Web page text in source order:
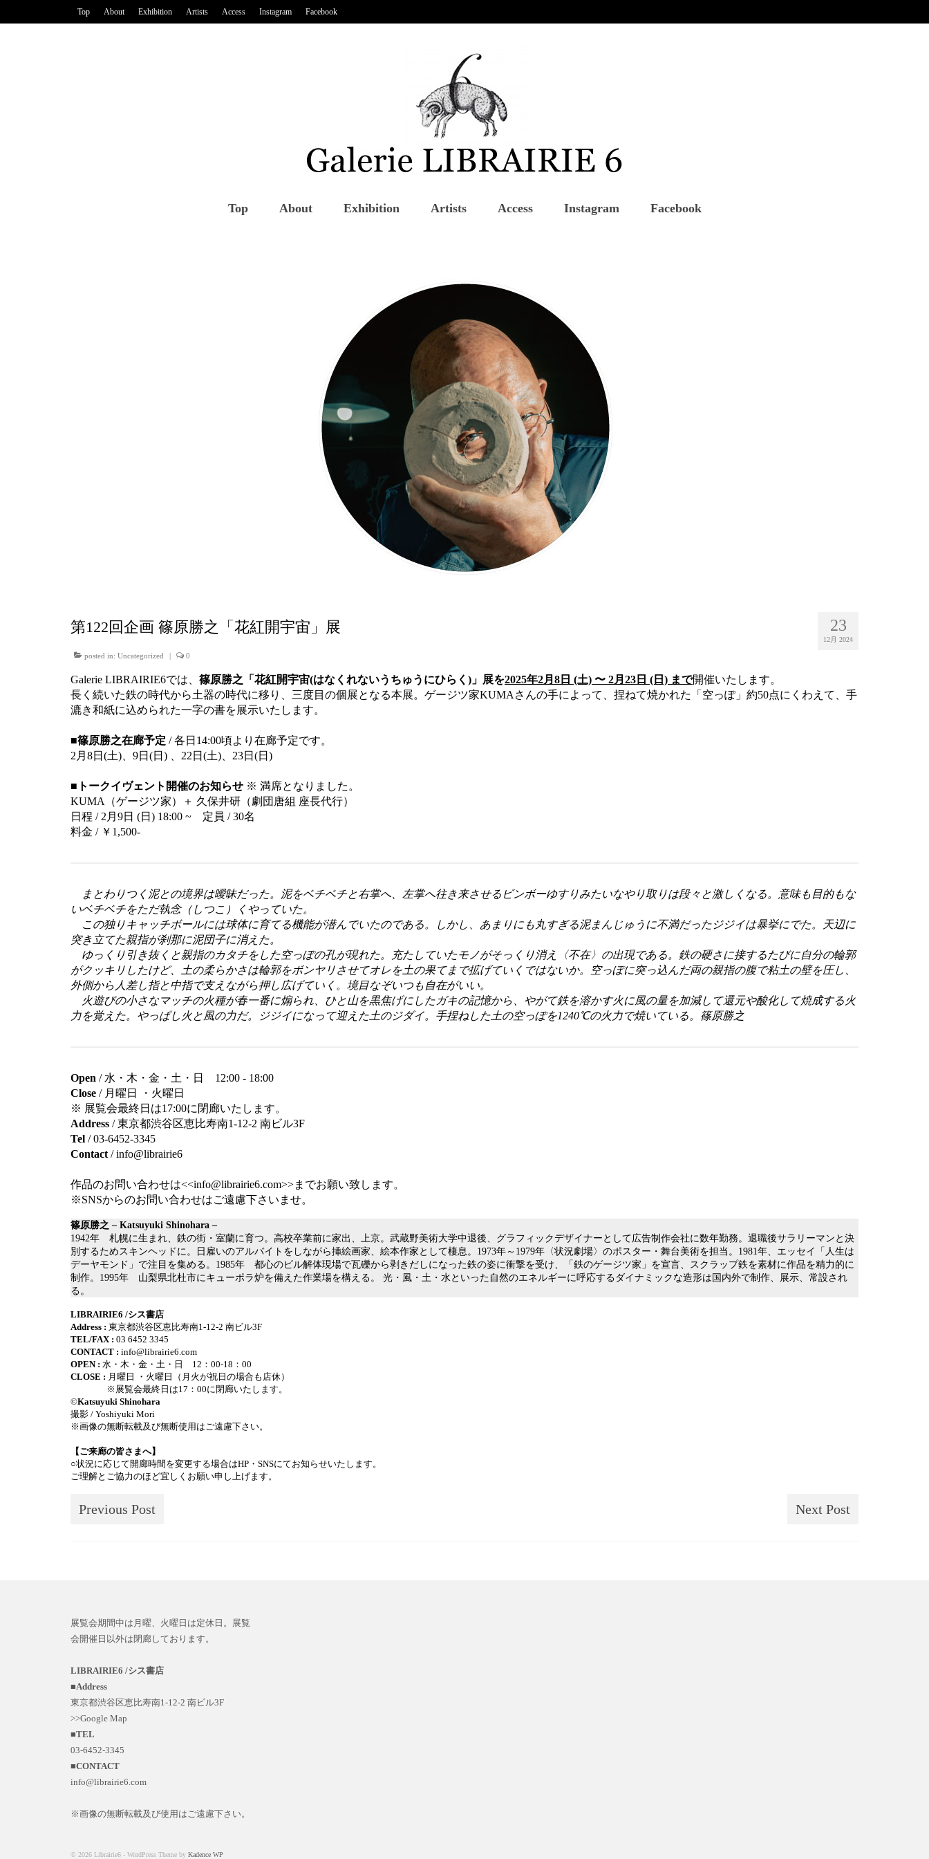
Top About Exhibition Artists Access Instagram Facebook
Top About Exhibition Artists Access Instagram Facebook
23
12月 2024
第122回企画 篠原勝之「花紅開宇宙」展
posted in: Uncategorized | 0
Galerie LIBRAIRIE6では、 篠原勝之「花紅開宇宙(はなくれないうちゅうにひらく)」展を2025年2月8日 (土) 〜 2月23日 (日) まで開催いたします。
長く続いた鉄の時代から土器の時代に移り、三度目の個展となる本展。ゲージツ家KUMAさんの手によって、捏ねて焼かれた「空っぽ」約50点にくわえて、手
漉き和紙に込められた一字の書を展示いたします。
■篠原勝之在廊予定 / 各日14:00頃より在廊予定です。
2月8日(土)、9日(日) 、22日(土)、23日(日)
■ トークイヴェント開催のお知らせ ※ 満席となりました。
KUMA（ゲージツ家）＋ 久保井研（劇団唐組 座長代行）
日程 / 2月9日 (日) 18:00 ~ 定員 / 30名
料金 / ￥1,500-
まとわりつく泥との境界は曖昧だった。泥をベチベチと右掌へ、左掌へ往き来させるビンボーゆすりみたいなやり取りは段々と激しくなる。意味も目的もな
いベチベチをただ執念（しつこ）くやっていた。
この独りキャッチボールには球体に育てる機能が潜んでいたのである。しかし、あまりにも丸すぎる泥まんじゅうに不満だったジジイは暴挙にでた。天辺に
突き立てた親指が刹那に泥団子に消えた。
ゆっくり引き抜くと親指のカタチをした空っぽの孔が現れた。充たしていたモノがそっくり消え〈不在〉の出現である。鉄の硬さに接するたびに自分の輪郭
がクッキリしたけど、土の柔らかさは輪郭をボンヤリさせてオレを土の果てまで拡げていくではないか。空っぽに突っ込んだ両の親指の腹で粘土の壁を圧し、
外側から人差し指と中指で支えながら押し広げていく。境目なぞいつも自在がいい。
火遊びの小さなマッチの火種が春一番に煽られ、ひと山を黒焦げにしたガキの記憶から、やがて鉄を溶かす火に風の量を加減して還元や酸化して焼成する火
力を覚えた。やっぱし火と風の力だ。ジジイになって迎えた土のジダイ。手捏ねした土の空っぽを1240℃の火力で焼いている。篠原勝之
Open / 水・木・金・土・日 12:00 ‐ 18:00
Close / 月曜日 ・火曜日
※ 展覧会最終日は17:00に閉廊いたします。
Address / 東京都渋谷区恵比寿南1-12-2 南ビル3F
Tel / 03-6452-3345
Contact / info@librairie6
作品のお問い合わせは<<info@librairie6.com>>までお願い致します。
※SNSからのお問い合わせはご遠慮下さいませ。
篠原勝之 – Katsuyuki Shinohara –
1942年 札幌に生まれ、鉄の街・室蘭に育つ。高校卒業前に家出、上京。武蔵野美術大学中退後、グラフィックデザイナーとして広告制作会社に数年勤務。退職後サラリーマンと決
別するためスキンヘッドに。日雇いのアルバイトをしながら挿絵画家、絵本作家として棲息。1973年～1979年〈状況劇場〉のポスター・舞台美術を担当。1981年、エッセイ「人生は
デーヤモンド」で注目を集める。1985年 都心のビル解体現場で瓦礫から剥きだしになった鉄の姿に衝撃を受け、「鉄のゲージツ家」を宣言、スクラップ鉄を素材に作品を精力的に
制作。1995年 山梨県北杜市にキューポラ炉を備えた作業場を構える。 光・風・土・水といった自然のエネルギーに呼応するダイナミックな造形は国内外で制作、展示、常設され
る。
LIBRAIRIE6 /シス書店
Address : 東京都渋谷区恵比寿南1-12-2 南ビル3F
TEL/FAX : 03 6452 3345
CONTACT : info@librairie6.com
OPEN : 水・木・金・土・日 12：00‐18：00
CLOSE : 月曜日 ・火曜日（月火が祝日の場合も店休）
※展覧会最終日は17：00に閉廊いたします。
©Katsuyuki Shinohara
撮影 / Yoshiyuki Mori
※画像の無断転載及び無断使用はご遠慮下さい。
【ご来廊の皆さまへ】
○状況に応じて開廊時間を変更する場合はHP・SNSにてお知らせいたします。
ご理解とご協力のほど宜しくお願い申し上げます。
Previous Post Next Post
展覧会期間中は月曜、火曜日は定休日。展覧
会開催日以外は閉廊しております。
LIBRAIRIE6 /シス書店
■Address
東京都渋谷区恵比寿南1-12-2 南ビル3F
>>Google Map
■TEL
03-6452-3345
■CONTACT
info@librairie6.com
※画像の無断転載及び使用はご遠慮下さい。
© 2026 Librairie6 - WordPress Theme by Kadence WP